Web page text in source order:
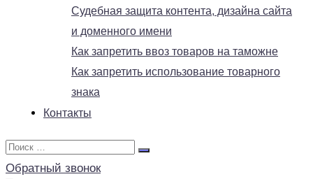
Судебная защита контента, дизайна сайта
и доменного имени
Как запретить ввоз товаров на таможне
Как запретить использование товарного
знака
Контакты
Обратный звонок